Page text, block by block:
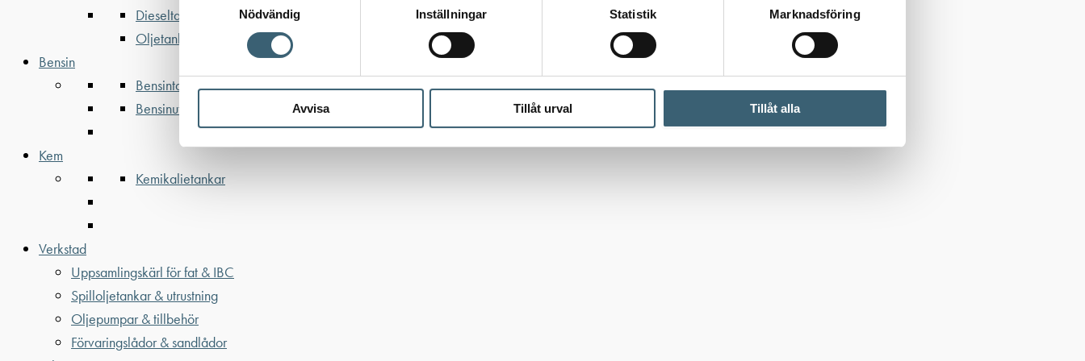
Nödvändig
Inställningar Statistik Marknadsföring
Avvisa Tillåt urval Tillåt alla
Dieseltankar ADR 500-3000 liter
Oljetankar 200-9000 liter
Bensin
Bensintankar
Bensinutrustning
Kem
Kemikalietankar
Verkstad
Uppsamlingskärl för fat & IBC
Spilloljetankar & utrustning
Oljepumpar & tillbehör
Förvaringslådor & sandlådor